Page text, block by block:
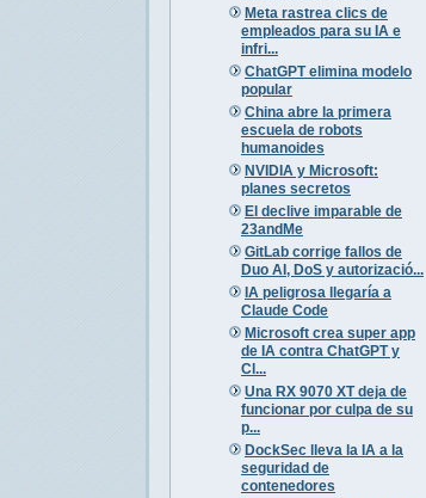
Meta rastrea clics de
empleados para su IA e
infri...
ChatGPT elimina modelo
popular
China abre la primera
escuela de robots
humanoides
NVIDIA y Microsoft:
planes secretos
El declive imparable de
23andMe
GitLab corrige fallos de
Duo AI, DoS y autorizació...
IA peligrosa llegaría a
Claude Code
Microsoft crea super app
de IA contra ChatGPT y
Cl...
Una RX 9070 XT deja de
funcionar por culpa de su
p...
DockSec lleva la IA a la
seguridad de
contenedores